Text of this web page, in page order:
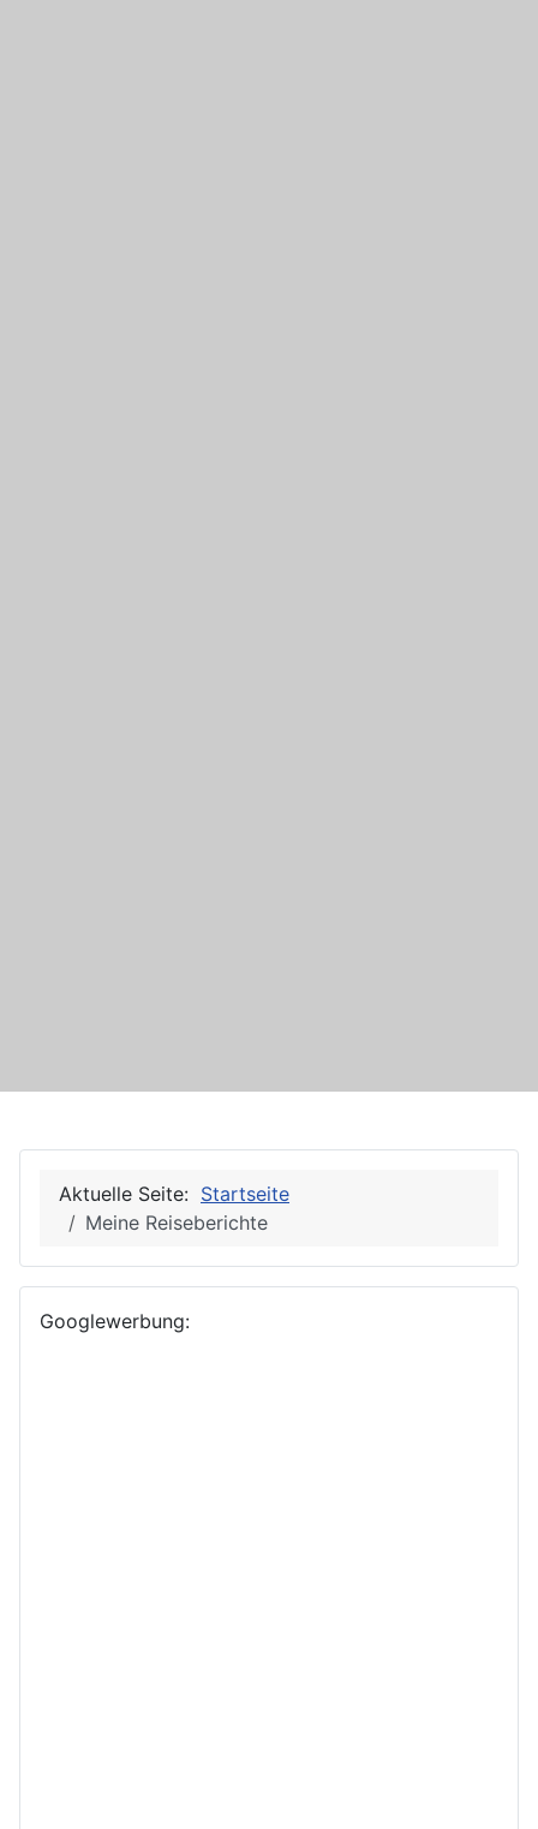
Aktuelle Seite: Startseite
Meine Reiseberichte
Googlewerbung: